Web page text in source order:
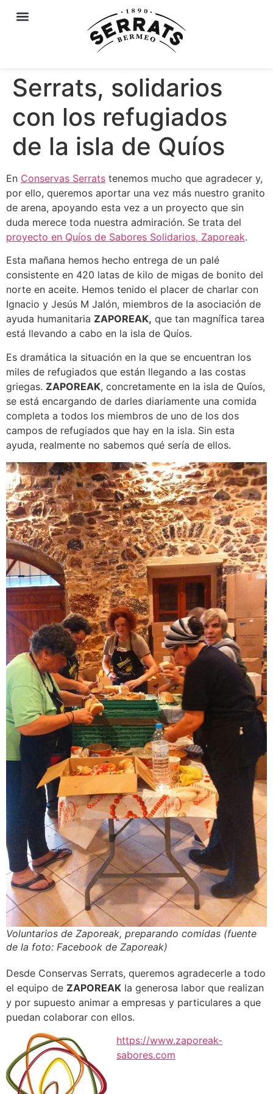
Serrats, solidarios
con los refugiados
de la isla de Quíos
En Conservas Serrats tenemos mucho que agradecer y,
por ello, queremos aportar una vez más nuestro granito
de arena, apoyando esta vez a un proyecto que sin
duda merece toda nuestra admiración. Se trata del
proyecto en Quíos de Sabores Solidarios, Zaporeak.
Esta mañana hemos hecho entrega de un palé
consistente en 420 latas de kilo de migas de bonito del
norte en aceite. Hemos tenido el placer de charlar con
Ignacio y Jesús M Jalón, miembros de la asociación de
ayuda humanitaria ZAPOREAK, que tan magnífica tarea
está llevando a cabo en la isla de Quíos.
Es dramática la situación en la que se encuentran los
miles de refugiados que están llegando a las costas
griegas. ZAPOREAK, concretamente en la isla de Quíos,
se está encargando de darles diariamente una comida
completa a todos los miembros de uno de los dos
campos de refugiados que hay en la isla. Sin esta
ayuda, realmente no sabemos qué sería de ellos.
Voluntarios de Zaporeak, preparando comidas (fuente
de la foto: Facebook de Zaporeak)
Desde Conservas Serrats, queremos agradecerle a todo
el equipo de ZAPOREAK la generosa labor que realizan
y por supuesto animar a empresas y particulares a que
puedan colaborar con ellos.
https://www.zaporeak-
sabores.com